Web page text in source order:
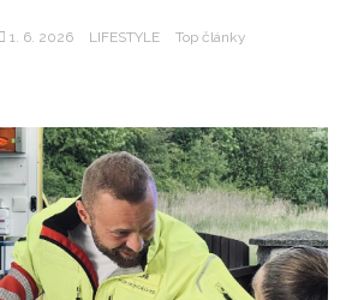
1. 6. 2026 LIFESTYLE Top články